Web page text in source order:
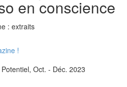
en conscience
: extraits
!
Oct. - Déc. 2023